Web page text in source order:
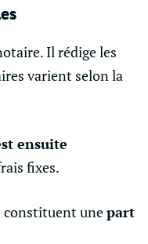
Il rédige les
varient selon la
ensuite
fixes.
constituent unepart